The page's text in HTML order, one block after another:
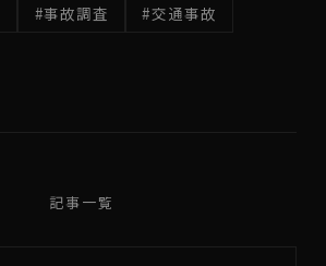
#事故調査
#交通事故
記事一覧